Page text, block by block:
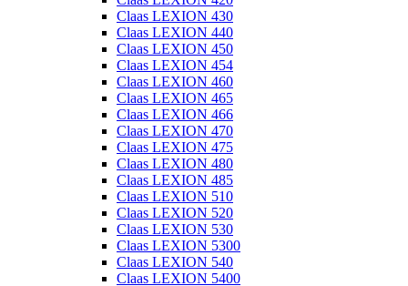
Claas LEXION 430
Claas LEXION 440
Claas LEXION 450
Claas LEXION 454
Claas LEXION 460
Claas LEXION 465
Claas LEXION 466
Claas LEXION 470
Claas LEXION 475
Claas LEXION 480
Claas LEXION 485
Claas LEXION 510
Claas LEXION 520
Claas LEXION 530
Claas LEXION 5300
Claas LEXION 540
Claas LEXION 5400